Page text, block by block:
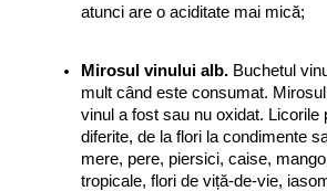
atunci are o aciditate mai mică;
Mirosul vinului alb. Buchetul
mult când este consumat.
vinul a fost sau nu oxidat. Licorile
diferite, de la flori la condimente
mere, pere, piersici, caise,
tropicale, flori de viță-de-vie,